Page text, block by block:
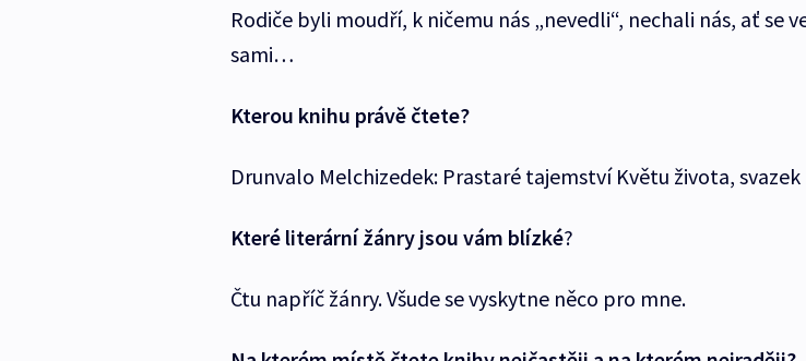
Rodiče byli moudří, k ničemu nás „nevedli“, nechali nás, ať se
sami…
Kterou knihu právě čtete?
Drunvalo Melchizedek: Prastaré tajemství Květu života, svazek
Které literární žánry jsou vám blízké?
Čtu napříč žánry. Všude se vyskytne něco pro mne.